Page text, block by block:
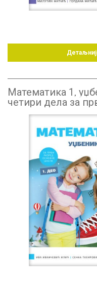
Математика 1,
четири дела за